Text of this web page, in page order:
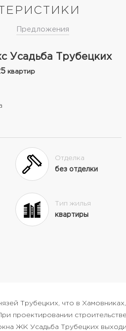
Предложения
Усадьба Трубецких
квартир
Отделка
без отделки
Тип жилья
квартиры
Трубецких, что в
проектировании
ЖК Усадьба Трубецких